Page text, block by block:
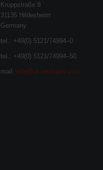
Kruppstraße 8
31135 Hildesheim
Germany
tel.: +49(0) 5121/74994–0
tel.: +49(0) 5121/74994–50
mail: info@nk-technics.com